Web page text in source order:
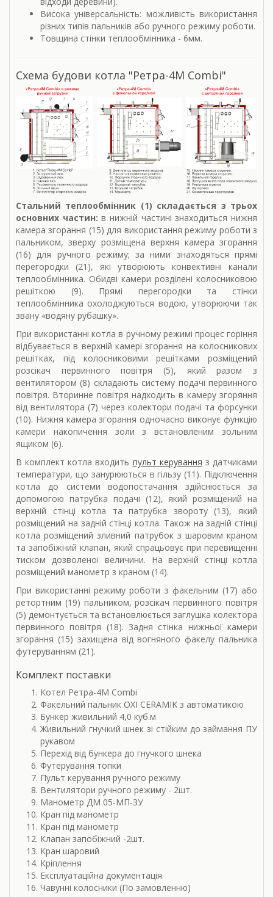
Висока універсальність: можливість використання
різних типів пальників або ручного режиму роботи.
Товщина стінки теплообмінника - 6мм.
Схема будови котла "Ретра-4М Combi"
Стальний теплообмінник (1) складається з трьох
основних частин: в нижній частині знаходиться нижня
камера згорання (15) для використання режиму роботи з
пальником, зверху розміщена верхня камера згорання
(16) для ручного режиму; за ними знаходяться прямі
перегородки (21), які утворюють конвективні канали
теплообмінника. Обидві камери розділені колосниковою
решіткою (9). Прямі перегородки та стінки
теплообмінника охолоджуються водою, утворюючи так
звану «водяну рубашку».
При використанні котла в ручному режимі процес горіння
відбувається в верхній камері згорання на колосникових
решітках, під колосниковими решітками розміщений
розсікач первинного повітря (5), який разом з
вентилятором (8) складають систему подачі первинного
повітря. Вторинне повітря надходить в камеру згоряння
від вентилятора (7) через колектори подачі та форсунки
(10). Нижня камера згорання одночасно виконує функцію
камери накопичення золи з встановленим зольним
ящиком (6).
В комплект котла входить пульт керування з датчиками
температури, що занурюються в гільзу (11). Підключення
котла до системи водопостачання здійснюється за
допомогою патрубка подачі (12), який розміщений на
верхній стінці котла та патрубка звороту (13), який
розміщений на задній стінці котла. Також на задній стінці
котла розміщений зливний патрубок з шаровим краном
та запобіжний клапан, який спрацьовує при перевищенні
тиском дозволеної величини. На верхній стінці котла
розміщений манометр з краном (14).
При використанні режиму роботи з факельним (17) або
ретортним (19) пальником, розсікач первинного повітря
(5) демонтується та встановлюється заглушка колектора
первинного повітря (18). Задня стінка нижньої камери
згорання (15) захищена від вогняного факелу пальника
футеруванням (21).
Комплект поставки
Котел Ретра-4М Combi
Факельний пальник OXI CERAMIK з автоматикою
Бункер живильний 4,0 куб.м
Живильний гнучкий шнек зі стійким до займання ПУ
рукавом
Перехід від бункера до гнучкого шнека
Футерування топки
Пульт керування ручного режиму
Вентилятори ручного режиму - 2шт.
Манометр ДМ 05-МП-ЗУ
Кран під манометр
Кран під манометр
Клапан запобіжний -2шт.
Кран шаровий
Кріплення
Експлуатаційна документація
Чавунні колосники (По замовленню)